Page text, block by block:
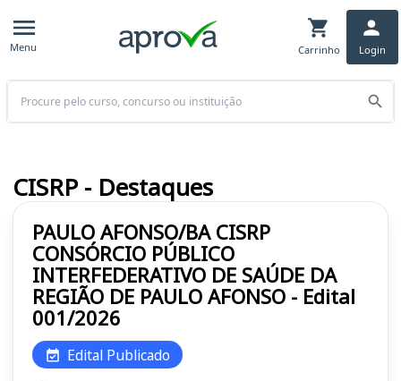
Menu Carrinho Login
Buscar
PAULO AFONSO/BA CISRP
CONSÓRCIO PÚBLICO
INTERFEDERATIVO DE SAÚDE DA
REGIÃO DE PAULO AFONSO - Edital
001/2026
Edital Publicado
CISRP - Destaques